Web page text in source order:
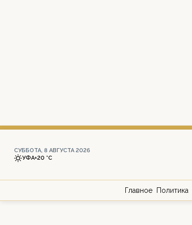
СУББОТА, 8 АВГУСТА 2026
УФА+20 °С
Главное Политика